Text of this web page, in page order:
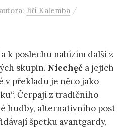
Jiří Kalemba /
k poslechu nabízím další z
skupin. Niechęć a jejich
v překladu je něco jako
Čerpají z tradičního
hudby, alternativního post
špetku avantgardy,